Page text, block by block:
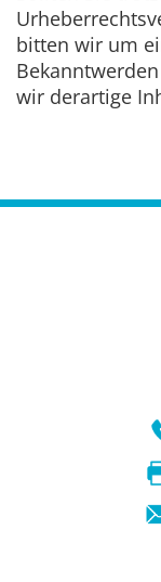
bitten wir um
wir derartige